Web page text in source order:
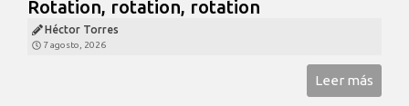
Rotation, rotation, rotation
Héctor Torres
7 agosto, 2026
Leer más